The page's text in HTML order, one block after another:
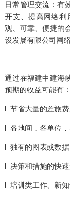
日常管理交流：有
开支、提高网络利
观、可靠、便捷的
设发展有限公司网
通过在福建中建海
预期的收益可能有：
l 节省大量的差旅
l 各地间，各单位
l 独有的图表或数
l 决策和措施的快
l 培训类工作、新